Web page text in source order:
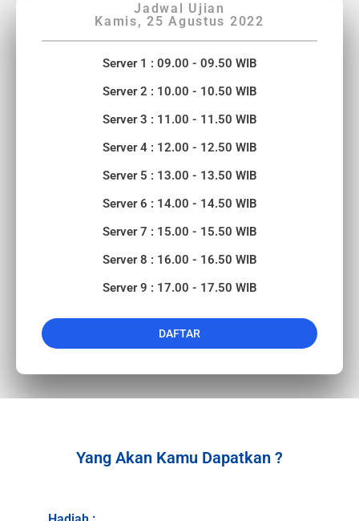
Jadwal Ujian
Kamis, 25 Agustus 2022
Server 1 : 09.00 - 09.50 WIB
Server 2 : 10.00 - 10.50 WIB
Server 3 : 11.00 - 11.50 WIB
Server 4 : 12.00 - 12.50 WIB
Server 5 : 13.00 - 13.50 WIB
Server 6 : 14.00 - 14.50 WIB
Server 7 : 15.00 - 15.50 WIB
Server 8 : 16.00 - 16.50 WIB
Server 9 : 17.00 - 17.50 WIB
DAFTAR
Yang Akan Kamu Dapatkan ?